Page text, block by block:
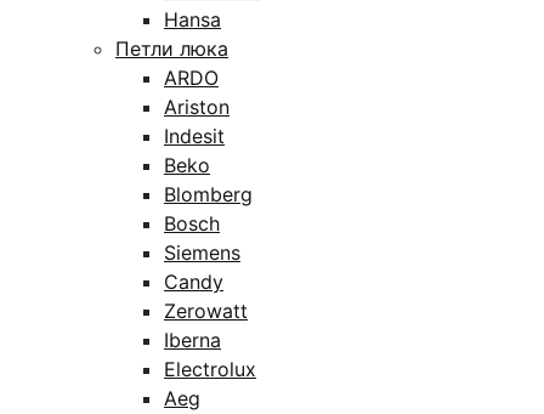
Hansa
Петли люка
ARDO
Ariston
Indesit
Beko
Blomberg
Bosch
Siemens
Candy
Zerowatt
Iberna
Electrolux
Aeg